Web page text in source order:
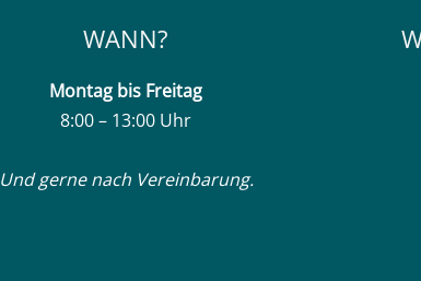
WANN?
Montag bis Freitag
8:00 – 13:00 Uhr
Und gerne nach Vereinbarung.